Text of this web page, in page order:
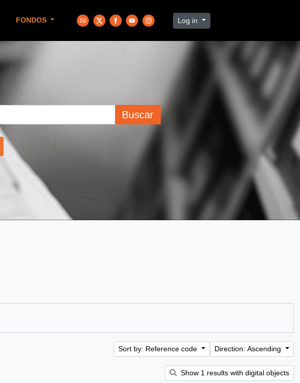
FONDOS Log in
Buscar
Sort by: Reference code Direction: Ascending
Show 1 results with digital objects